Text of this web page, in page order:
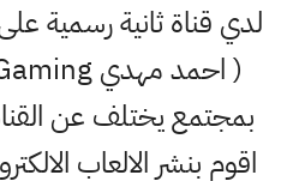
لدي قناة ثانية رسمية
بمجتمع يختلف عن
اقوم بنشر الالعاب